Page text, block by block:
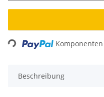
Beschreibung